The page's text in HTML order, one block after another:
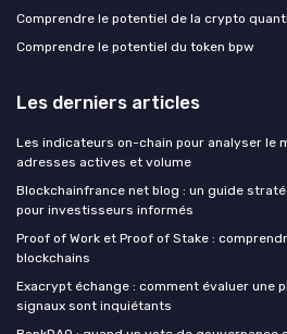
Comprendre le potentiel de la crypto
Comprendre le potentiel du token bpw
Les derniers articles
Les indicateurs on-chain pour analyser le
adresses actives et volume
Blockchainfrance net blog : un guide
pour investisseurs informés
Proof of Work et Proof of Stake :
blockchains
Exacrypt échange : comment évaluer une
signaux sont inquiétants